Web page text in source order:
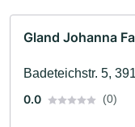
Gland Johanna
Badeteichstr. 5,
0.0
(0)